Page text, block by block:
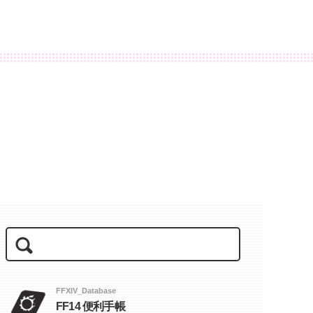
FFXIV_Database
FF14 便利手帳